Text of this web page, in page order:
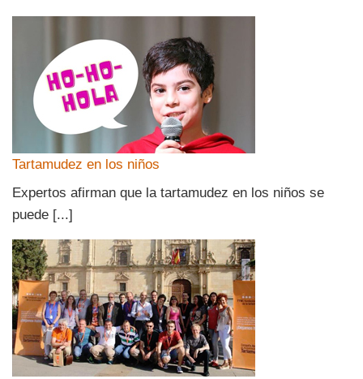
Tartamudez en los niños
Expertos afirman que la tartamudez en los niños se
puede [...]